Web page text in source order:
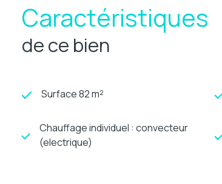
Caractéristiques
de ce bien
Surface 82 m²
Chauffage individuel : convecteur
(electrique)